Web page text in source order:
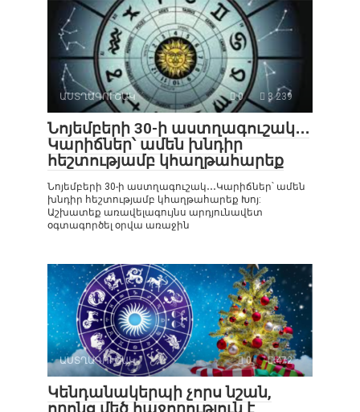
ԱՍՏՂԱԳՈՒՇԱԿ 0 3 239
Նոյեմբերի 30-ի աստղագուշակ․․․
Կարիճներ՝ ամեն խնդիր
հեշտությամբ կհաղթահարեք
Նոյեմբերի 30-ի աստղագուշակ․․․Կարիճներ՝ ամեն
խնդիր հեշտությամբ կհաղթահարեք Խոյ:
Աշխատեք առավելագույնս արդյունավետ
օգտագործել օրվա առաջին
ԱՍՏՂԱԳՈՒՇԱԿ 0 472
Կենդանակերպի չորս նշան,